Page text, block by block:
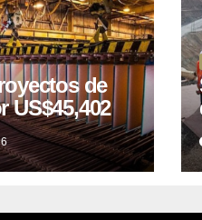
de
US$45,402
Perú